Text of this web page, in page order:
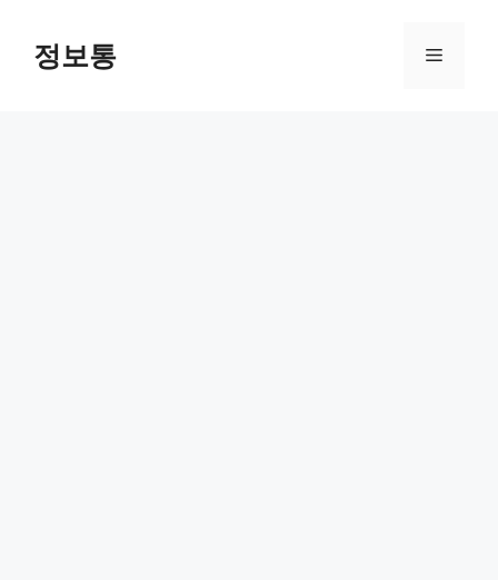
content정보통 Menu